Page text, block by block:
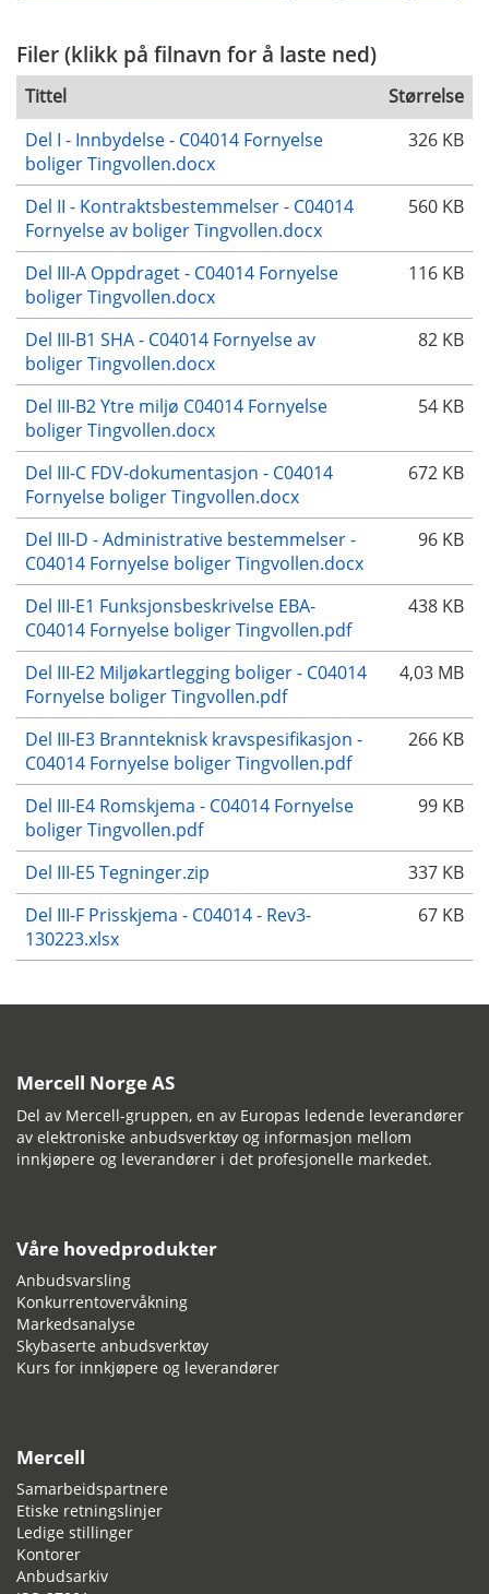
Filer (klikk på filnavn for å laste ned)
Tittel
Størrelse
Del I - Innbydelse - C04014 Fornyelse
boliger Tingvollen.docx
326 KB
Del II - Kontraktsbestemmelser - C04014
Fornyelse av boliger Tingvollen.docx
560 KB
Del III-A Oppdraget - C04014 Fornyelse
boliger Tingvollen.docx
116 KB
Del III-B1 SHA - C04014 Fornyelse av
boliger Tingvollen.docx
82 KB
Del III-B2 Ytre miljø C04014 Fornyelse
boliger Tingvollen.docx
54 KB
Del III-C FDV-dokumentasjon - C04014
Fornyelse boliger Tingvollen.docx
672 KB
Del III-D - Administrative bestemmelser -
C04014 Fornyelse boliger Tingvollen.docx
96 KB
Del III-E1 Funksjonsbeskrivelse EBA-
C04014 Fornyelse boliger Tingvollen.pdf
438 KB
Del III-E2 Miljøkartlegging boliger - C04014
Fornyelse boliger Tingvollen.pdf
4,03 MB
Del III-E3 Brannteknisk kravspesifikasjon -
C04014 Fornyelse boliger Tingvollen.pdf
266 KB
Del III-E4 Romskjema - C04014 Fornyelse
boliger Tingvollen.pdf
99 KB
Del III-E5 Tegninger.zip
337 KB
Del III-F Prisskjema - C04014 - Rev3-
130223.xlsx
67 KB
Mercell Norge AS
Del av Mercell-gruppen, en av Europas ledende leverandører
av elektroniske anbudsverktøy og informasjon mellom
innkjøpere og leverandører i det profesjonelle markedet.
Våre hovedprodukter
Anbudsvarsling
Konkurrentovervåkning
Markedsanalyse
Skybaserte anbudsverktøy
Kurs for innkjøpere og leverandører
Mercell
Samarbeidspartnere
Etiske retningslinjer
Ledige stillinger
Kontorer
Anbudsarkiv